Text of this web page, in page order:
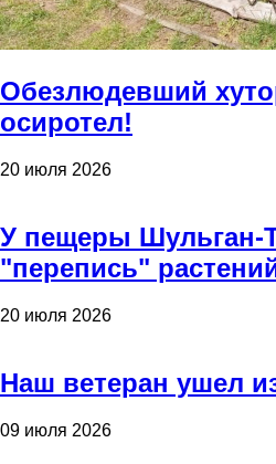
Обезлюдевший
осиротел!
20 июля 2026
У пещеры Шульган-
"перепись"
20 июля 2026
Наш ветеран ушел
09 июля 2026